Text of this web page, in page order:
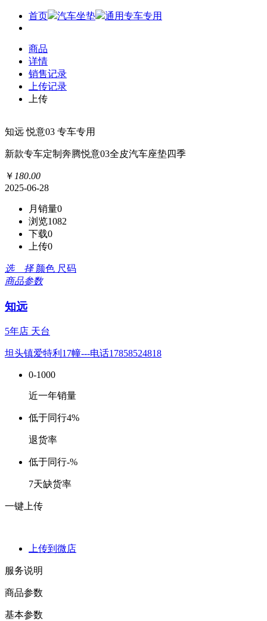
首页 汽车坐垫 通用专车专用
商品
详情
销售记录
上传记录
上传
知远 悦意03 专车专用
新款专车定制奔腾悦意03全皮汽车座垫四季
￥ 180.00
2025-06-28
月销量0
浏览1082
下载0
上传0
选 择 颜色 尺码
商品参数
知远
5年店 天台
坦头镇爱特利17幢---电话17858524818
0-1000
近一年销量
低于同行4%
退货率
低于同行-%
7天缺货率
一键上传
上传到微店
服务说明
商品参数
基本参数